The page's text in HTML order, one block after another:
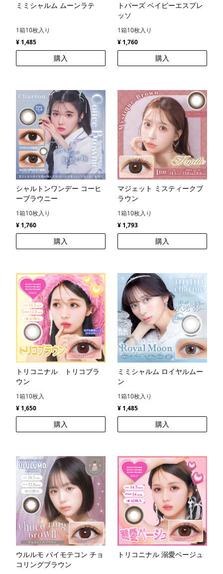
ミミシャルム ムーンラテ
1箱10枚入り
¥ 1,485
購入
トパーズ ベイビーエスプレ
ッソ
1箱10枚入り
¥ 1,760
購入
シャルトンワンデー コーヒ
ーブラウニー
1箱10枚入り
¥ 1,760
購入
マジェット ミスティークブ
ラウン
1箱10枚入り
¥ 1,793
購入
トリコニナル トリコブラ
ウン
1箱10枚入
¥ 1,650
購入
ミミシャルム ロイヤルムー
ン
1箱10枚入り
¥ 1,485
購入
ウルルモ バイモテコン チョ
コリングブラウン
トリコニナル 溺愛ベージュ